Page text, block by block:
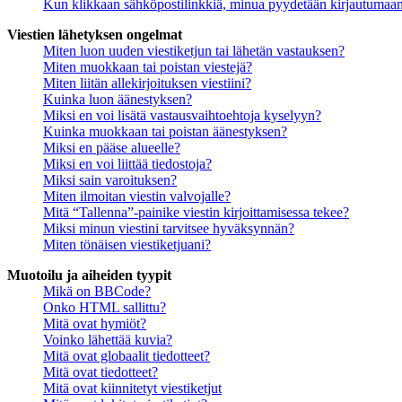
Kun klikkaan sähköpostilinkkiä, minua pyydetään
Viestien lähetyksen ongelmat
Miten luon uuden viestiketjun tai lähetän vastauksen?
Miten muokkaan tai poistan viestejä?
Miten liitän allekirjoituksen viestiini?
Kuinka luon äänestyksen?
Miksi en voi lisätä vastausvaihtoehtoja kyselyyn?
Kuinka muokkaan tai poistan äänestyksen?
Miksi en pääse alueelle?
Miksi en voi liittää tiedostoja?
Miksi sain varoituksen?
Miten ilmoitan viestin valvojalle?
Mitä “Tallenna”-painike viestin kirjoittamisessa tekee?
Miksi minun viestini tarvitsee hyväksynnän?
Miten tönäisen viestiketjuani?
Muotoilu ja aiheiden tyypit
Mikä on BBCode?
Onko HTML sallittu?
Mitä ovat hymiöt?
Voinko lähettää kuvia?
Mitä ovat globaalit tiedotteet?
Mitä ovat tiedotteet?
Mitä ovat kiinnitetyt viestiketjut